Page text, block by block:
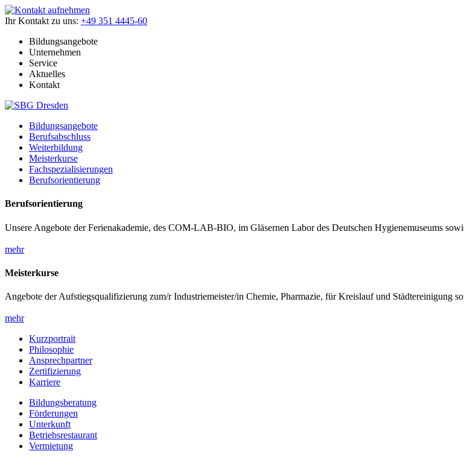
Ihr Kontakt zu uns: +49 351 4445-60
Bildungsangebote
Unternehmen
Service
Aktuelles
Kontakt
Bildungsangebote
Berufsabschluss
Weiterbildung
Meisterkurse
Fachspezialisierungen
Berufsorientierung
Berufsorientierung
Unsere Angebote der Ferienakademie, des COM-LAB-BIO, im Gläsernen Labor des Deutschen Hygienemuseums
mehr
Meisterkurse
Angebote der Aufstiegsqualifizierung zum/r Industriemeister/in Chemie, Pharmazie, für Kreislauf und Städtereinigung
mehr
Kurzportrait
Philosophie
Ansprechpartner
Zertifizierung
Karriere
Bildungsberatung
Förderungen
Unterkunft
Betriebsrestaurant
Vermietung